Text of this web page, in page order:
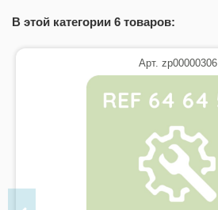
В этой категории 6 товаров:
Арт. zp00000306